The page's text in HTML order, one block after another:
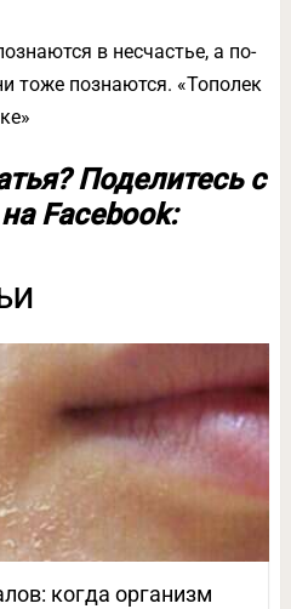
в несчастье, а по-
тоже познаются. «Тополек
Поделитесь с
Facebook:
когда организм